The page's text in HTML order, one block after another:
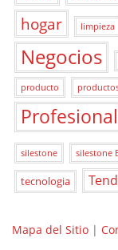
hogar limpieza
Negocios
producto
silestone silestone
tecnologia
Mapa del Sitio |